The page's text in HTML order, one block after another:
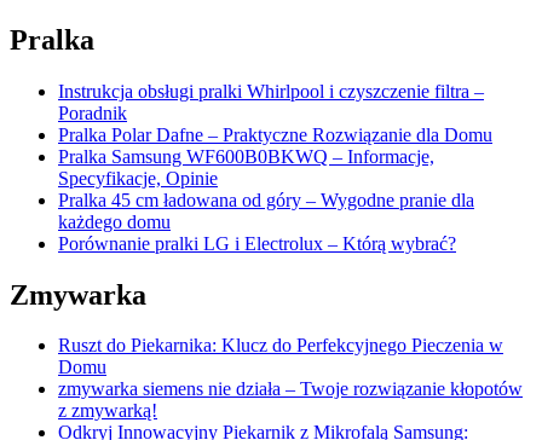
Pralka
Instrukcja obsługi pralki Whirlpool i czyszczenie filtra –
Poradnik
Pralka Polar Dafne – Praktyczne Rozwiązanie dla Domu
Pralka Samsung WF600B0BKWQ – Informacje,
Specyfikacje, Opinie
Pralka 45 cm ładowana od góry – Wygodne pranie dla
każdego domu
Porównanie pralki LG i Electrolux – Którą wybrać?
Zmywarka
Ruszt do Piekarnika: Klucz do Perfekcyjnego Pieczenia w
Domu
zmywarka siemens nie działa – Twoje rozwiązanie kłopotów
z zmywarką!
Odkryj Innowacyjny Piekarnik z Mikrofalą Samsung: